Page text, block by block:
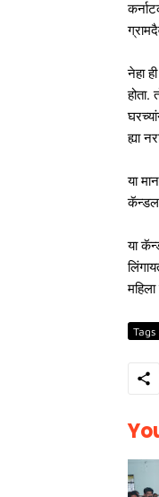
नेहा
होता.
ह्या
या
कॅन्डल
या
Tags